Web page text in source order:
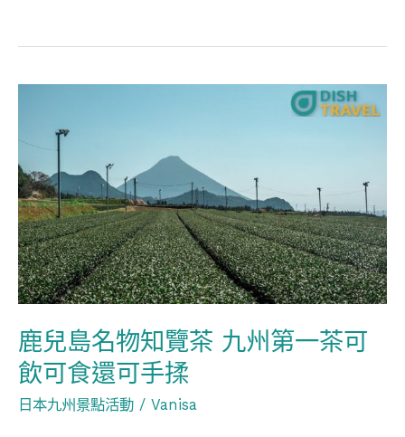
鹿兒島名物知覽茶 九州第一茶可
飲可食還可手揉
日本九州景點活動 / Vanisa
名
物
知
覽
茶
州
第
一